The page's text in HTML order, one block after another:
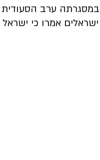
במסגרתה ערב
ישראלים אמרו כי